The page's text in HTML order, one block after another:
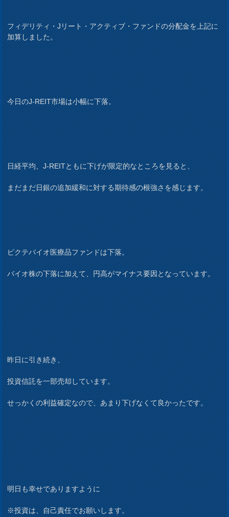
フィデリティ・Jリート・アクティブ・ファンドの分配金を上記に
加算しました。
今日のJ-REIT市場は小幅に下落。
日経平均、J-REITともに下げが限定的なところを見ると、
まだまだ日銀の追加緩和に対する期待感の根強さを感じます。
ピクテバイオ医療品ファンドは下落。
バイオ株の下落に加えて、円高がマイナス要因となっています。
昨日に引き続き、
投資信託を一部売却しています。
せっかくの利益確定なので、あまり下げなくて良かったです。
明日も幸せでありますように
※投資は、自己責任でお願いします。